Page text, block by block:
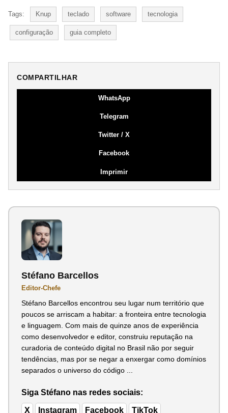
Tags: Knup teclado software tecnologia
configuração guia completo
COMPARTILHAR
WhatsApp
Telegram
Twitter / X
Facebook
Imprimir
Stéfano Barcellos
Editor-Chefe
Stéfano Barcellos encontrou seu lugar num território que
poucos se arriscam a habitar: a fronteira entre tecnologia
e linguagem. Com mais de quinze anos de experiência
como desenvolvedor e editor, construiu reputação na
curadoria de conteúdo digital no Brasil não por seguir
tendências, mas por se negar a enxergar como domínios
separados o universo do código ...
Siga Stéfano nas redes sociais:
X Instagram Facebook TikTok